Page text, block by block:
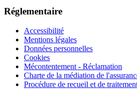
Réglementaire
Accessibilité
Mentions légales
Données personnelles
Cookies
Mécontentement - Réclamation
Charte de la médiation de
Procédure de recueil et de